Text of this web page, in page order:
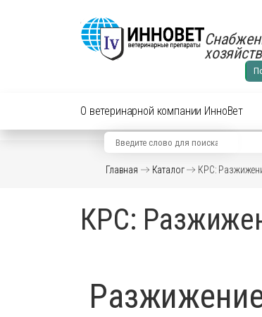
О ветеринарной компании ИнноВет
Вид животного
Препараты для КРС
Препараты для МРС
Главная Каталог КРС:
КРС: